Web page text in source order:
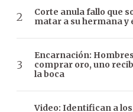
Corte anula fallo que
matar a su hermana
Encarnación:
comprar oro, uno
la boca
Video: Identifican a